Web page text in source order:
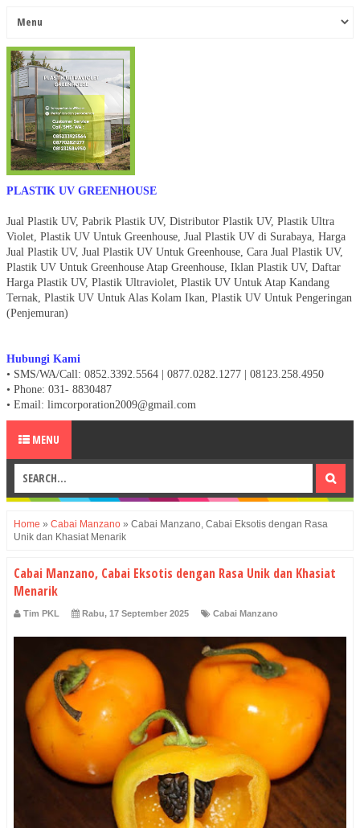
PLASTIK UV GREENHOUSE
Jual Plastik UV, Pabrik Plastik UV, Distributor Plastik UV, Plastik Ultra
Violet, Plastik UV Untuk Greenhouse, Jual Plastik UV di Surabaya, Harga
Jual Plastik UV, Jual Plastik UV Untuk Greenhouse, Cara Jual Plastik UV,
Plastik UV Untuk Greenhouse Atap Greenhouse, Iklan Plastik UV, Daftar
Harga Plastik UV, Plastik Ultraviolet, Plastik UV Untuk Atap Kandang
Ternak, Plastik UV Untuk Alas Kolam Ikan, Plastik UV Untuk Pengeringan
(Penjemuran)
Hubungi Kami
• SMS/WA/Call: 0852.3392.5564 | 0877.0282.1277 | 08123.258.4950
• Phone: 031- 8830487
• Email: limcorporation2009@gmail.com
MENU
Home » Cabai Manzano » Cabai Manzano, Cabai Eksotis dengan Rasa
Unik dan Khasiat Menarik
Cabai Manzano, Cabai Eksotis dengan Rasa Unik dan Khasiat
Menarik
Tim PKL Rabu, 17 September 2025 Cabai Manzano